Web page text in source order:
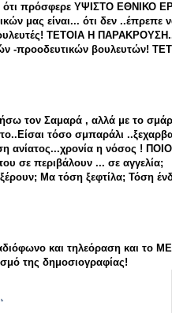
ότι πρόσφερε ΥΨΙΣΤΟ ΕΘΝΙΚΟ
μας είναι... ότι δεν ..έπρεπε
ΤΕΤΟΙΑ Η
-προοδευτικών βουλευτών!
τον Σαμαρά , αλλά με το
τόσο σμπαράλι
ανίατος...χρονία η νόσος !
σε περιβάλουν ... σε αγγελία;
Μα τόση ξεφτίλα; Τόση
και τηλεόραση και το
της δημοσιογραφίας!